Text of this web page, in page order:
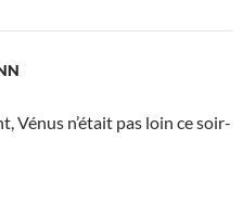
Vénus n’était pas loin ce soir-